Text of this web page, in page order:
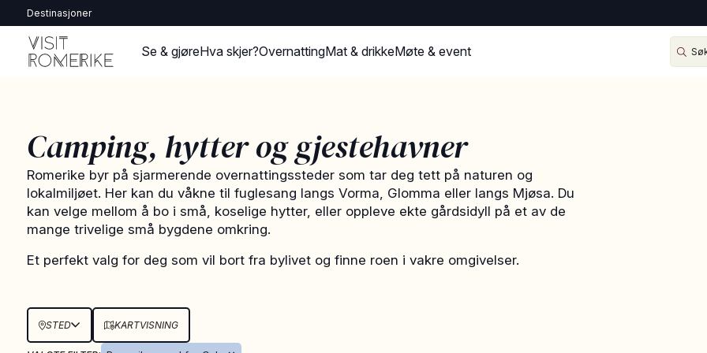
Destinasjoner
Se & gjøreHva skjer?OvernattingMat & drikkeMøte & event
Camping, hytter og gjestehavner
Romerike byr på sjarmerende overnattingssteder som tar deg tett på naturen og
lokalmiljøet. Her kan du våkne til fuglesang langs Vorma, Glomma eller langs Mjøsa. Du
kan velge mellom å bo i små, koselige hytter, eller oppleve ekte gårdsidyll på et av de
mange trivelige små bygdene omkring.
Et perfekt valg for deg som vil bort fra bylivet og finne roen i vakre omgivelser.
STED KARTVISNING